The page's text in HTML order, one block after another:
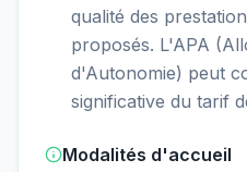
qualité des
proposés. L'APA
d'Autonomie) peut
significative du tarif
Modalités d'accueil